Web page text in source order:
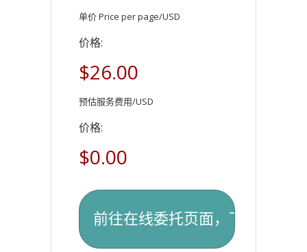
单价 Price per page/USD
价格:
$26.00
预估服务费用/USD
价格:
$0.00